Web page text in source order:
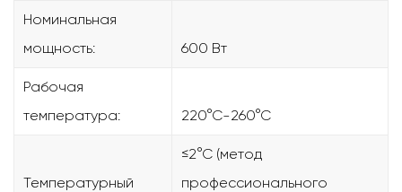
Номинальная
мощность:
600 Вт
Рабочая
температура:
220°С-260°С
Температурный
≤2°C (метод
профессионального